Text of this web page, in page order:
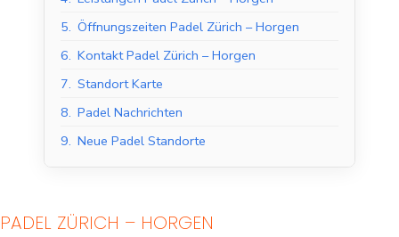
5. Öffnungszeiten Padel Zürich – Horgen
6. Kontakt Padel Zürich – Horgen
7. Standort Karte
8. Padel Nachrichten
9. Neue Padel Standorte
PADEL ZÜRICH – HORGEN